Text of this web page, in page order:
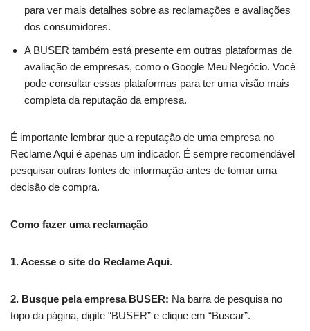
para ver mais detalhes sobre as reclamações e avaliações
dos consumidores.
A BUSER também está presente em outras plataformas de
avaliação de empresas, como o Google Meu Negócio. Você
pode consultar essas plataformas para ter uma visão mais
completa da reputação da empresa.
É importante lembrar que a reputação de uma empresa no
Reclame Aqui é apenas um indicador. É sempre recomendável
pesquisar outras fontes de informação antes de tomar uma
decisão de compra.
Como fazer uma reclamação
1. Acesse o site do Reclame Aqui.
2. Busque pela empresa BUSER: Na barra de pesquisa no
topo da página, digite “BUSER” e clique em “Buscar”.